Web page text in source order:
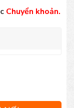
Chuyển khoản.